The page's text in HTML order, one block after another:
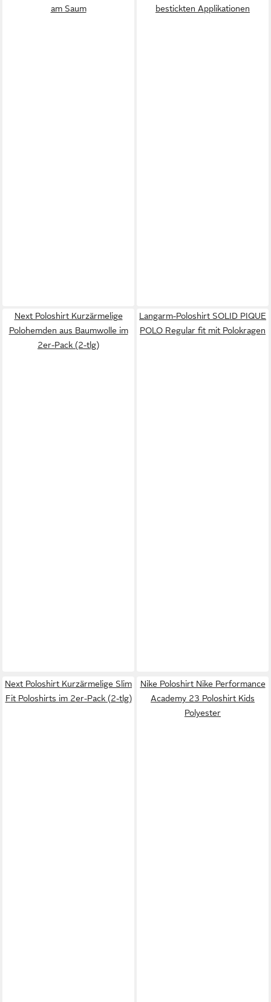
am Saum bestickten Applikationen
Next Poloshirt Kurzärmelige
Polohemden aus Baumwolle im
2er-Pack (2-tlg)
Langarm-Poloshirt SOLID PIQUE
POLO Regular fit mit Polokragen
Next Poloshirt Kurzärmelige Slim
Fit Poloshirts im 2er-Pack (2-tlg)
Nike Poloshirt Nike Performance
Academy 23 Poloshirt Kids
Polyester